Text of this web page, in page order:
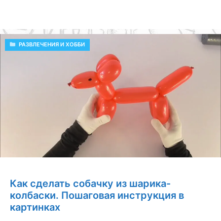
Как сделать собачку из шарика-
колбаски. Пошаговая инструкция в
картинках
РУБРИКИ
РАЗВЛЕЧЕНИЯ И ХОББИ